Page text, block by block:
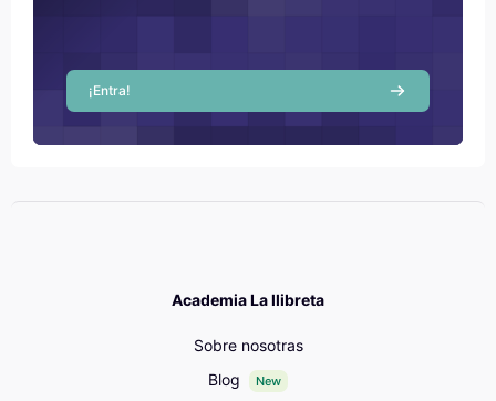
¡Entra!
Academia La llibreta
Sobre nosotras
Blog
New